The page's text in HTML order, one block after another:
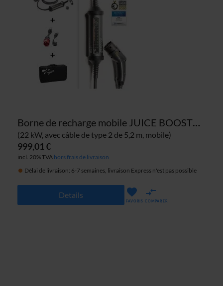
Borne de recharge mobile JUICE BOOSTER 2
(22 kW, avec câble de type 2 de 5,2 m, mobile)
999,01 €
incl. 20% TVA hors frais de livraison
Délai de livraison: 6-7 semaines, livraison Express n'est pas possible
Details
FAVORIS COMPARER